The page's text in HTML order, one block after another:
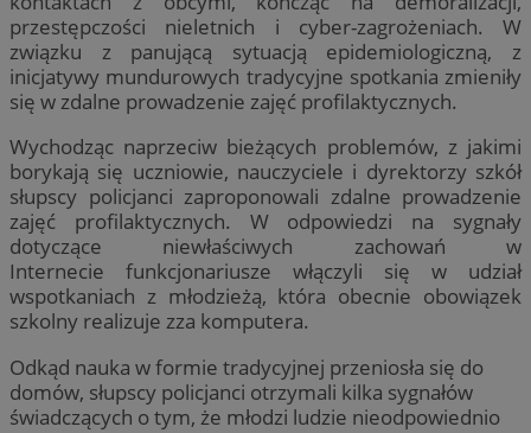
przestępczości nieletnich i cyber-zagrożeniach. W
związku z panującą sytuacją epidemiologiczną, z
inicjatywy mundurowych tradycyjne spotkania zmieniły
się w zdalne prowadzenie zajęć profilaktycznych.
Wychodząc naprzeciw bieżących problemów, z jakimi
borykają się uczniowie, nauczyciele i dyrektorzy szkół
słupscy policjanci zaproponowali zdalne prowadzenie
zajęć profilaktycznych. W odpowiedzi na sygnały
dotyczące niewłaściwych zachowań w
Internecie funkcjonariusze włączyli się w udział
wspotkaniach z młodzieżą, która obecnie obowiązek
szkolny realizuje zza komputera.
Odkąd nauka w formie tradycyjnej przeniosła się do
domów, słupscy policjanci otrzymali kilka sygnałów
świadczących o tym, że młodzi ludzie nieodpowiednio